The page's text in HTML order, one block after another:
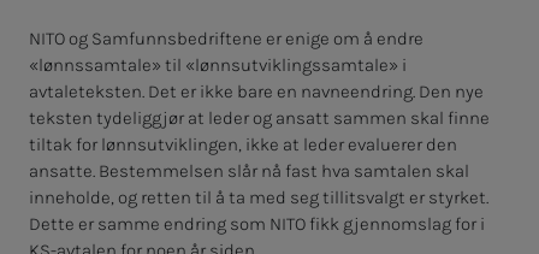
NITO og Samfunnsbedriftene er enige om å endre
«lønnssamtale» til «lønnsutviklingssamtale» i
avtaleteksten. Det er ikke bare en navneendring. Den nye
teksten tydeliggjør at leder og ansatt sammen skal finne
tiltak for lønnsutviklingen, ikke at leder evaluerer den
ansatte. Bestemmelsen slår nå fast hva samtalen skal
inneholde, og retten til å ta med seg tillitsvalgt er styrket.
Dette er samme endring som NITO fikk gjennomslag for i